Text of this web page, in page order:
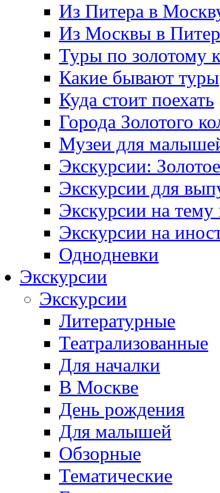
Из Питера в
Из Москвы в Питер
Туры по золотому
Какие бывают туры
Куда стоит поехать
Города Золотого
Музеи для
Экскурсии:
Экскурсии для
Экскурсии на тему
Экскурсии на
Однодневки
Экскурсии
Экскурсии
Литературные
Театрализованные
Для началки
В Москве
День рождения
Для малышей
Обзорные
Тематические